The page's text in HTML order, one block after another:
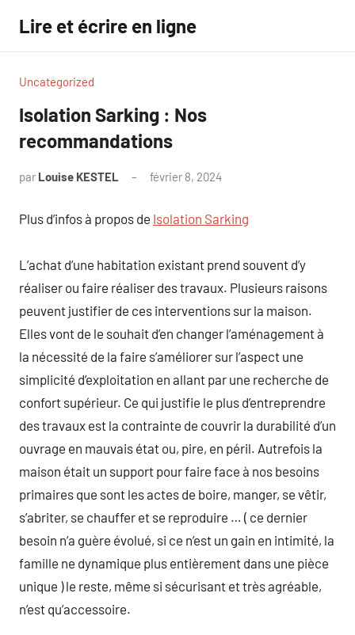
contenu
Lire et écrire en ligne
Uncategorized
Isolation Sarking : Nos
recommandations
par Louise KESTEL février 8, 2024
Plus d’infos à propos de Isolation Sarking
L’achat d’une habitation existant prend souvent d’y
réaliser ou faire réaliser des travaux. Plusieurs raisons
peuvent justifier de ces interventions sur la maison.
Elles vont de le souhait d’en changer l’aménagement à
la nécessité de la faire s’améliorer sur l’aspect une
simplicité d’exploitation en allant par une recherche de
confort supérieur. Ce qui justifie le plus d’entreprendre
des travaux est la contrainte de couvrir la durabilité d’un
ouvrage en mauvais état ou, pire, en péril. Autrefois la
maison était un support pour faire face à nos besoins
primaires que sont les actes de boire, manger, se vêtir,
s’abriter, se chauffer et se reproduire … ( ce dernier
besoin n’a guère évolué, si ce n’est un gain en intimité, la
famille ne dynamique plus entièrement dans une pièce
unique ) le reste, même si sécurisant et très agréable,
n’est qu’accessoire.